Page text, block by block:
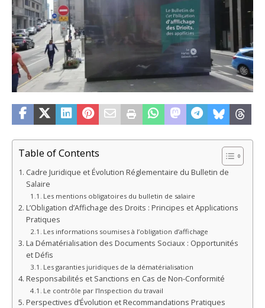
Table of Contents
Cadre Juridique et Évolution Réglementaire du Bulletin de
Salaire
Les mentions obligatoires du bulletin de salaire
L’Obligation d’Affichage des Droits : Principes et Applications
Pratiques
Les informations soumises à l’obligation d’affichage
La Dématérialisation des Documents Sociaux : Opportunités
et Défis
Les garanties juridiques de la dématérialisation
Responsabilités et Sanctions en Cas de Non-Conformité
Le contrôle par l’Inspection du travail
Perspectives d’Évolution et Recommandations Pratiques